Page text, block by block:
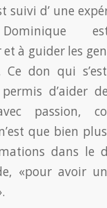
suivi d’ une
Dominique
à guider les
Ce don qui
d’aider
passion,
que bien
dans le
«pour avoir